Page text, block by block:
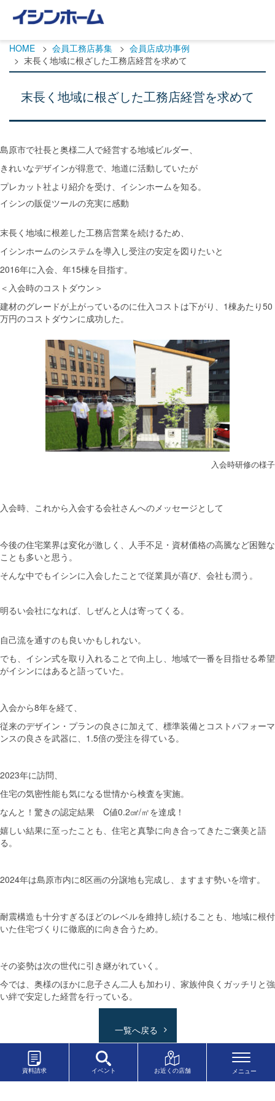
資料請求 イベント お近くの店舗
HOME 会員工務店募集
会員店成功事例
末長く地域に根ざした工務店経営を求めて
末長く地域に根ざした工務店経営を求めて
島原市で社長と奥様二人で経営する地域ビルダー、
きれいなデザインが得意で、地道に活動していたが
プレカット社より紹介を受け、イシンホームを知る。
イシンの販促ツールの充実に感動
末長く地域に根差した工務店営業を続けるため、
イシンホームのシステムを導入し受注の安定を図りたいと
2016年に入会、年15棟を目指す。
＜入会時のコストダウン＞
建材のグレードが上がっているのに仕入コストは下がり、1棟あたり50
万円のコストダウンに成功した。
入会時研修の様子
入会時、これから入会する会社さんへのメッセージとして
今後の住宅業界は変化が激しく、人手不足・資材価格の高騰など困難な
ことも多いと思う。
そんな中でもイシンに入会したことで従業員が喜び、会社も潤う。
明るい会社になれば、しぜんと人は寄ってくる。
自己流を通すのも良いかもしれない。
でも、イシン式を取り入れることで向上し、地域で一番を目指せる希望
がイシンにはあると語っていた。
入会から8年を経て、
従来のデザイン・プランの良さに加えて、標準装備とコストパフォーマ
ンスの良さを武器に、1.5倍の受注を得ている。
2023年に訪問、
住宅の気密性能も気になる世情から検査を実施。
なんと！ 驚きの認定結果 C値0.2㎤/㎡を達成！
嬉しい結果に至ったことも、住宅と真摯に向き合ってきたご褒美と語
る。
2024年は島原市内に8区画の分譲地も完成し、ますます勢いを増す。
耐震構造も十分すぎるほどのレベルを維持し続けることも、地域に根付
いた住宅づくりに徹底的に向き合うため。
その姿勢は次の世代に引き継がれていく。
今では、奥様のほかに息子さん二人も加わり、家族仲良くガッチリと強
い絆で安定した経営を行っている。
一覧へ戻る